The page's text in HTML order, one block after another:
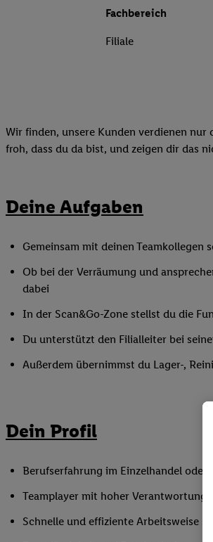
Fachbereich
Filiale
Wir finden, unsere Kunden verdienen nur
froh, dass du da bist, und zeigen dir das
Deine Aufgaben
Gemeinsam mit deinen
Ob bei der Verräumung und
dabei
In der Scan&Go-Zone stellst du die
Du unterstützt den Filialleiter bei
Außerdem übernimmst du Lager-,
Dein Profil
Berufserfahrung im Einzelhandel
Teamplayer mit hoher
Schnelle und effiziente Arbeitsweise